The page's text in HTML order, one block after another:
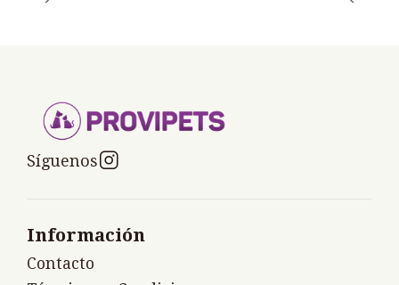
Síguenos
Información
Contacto